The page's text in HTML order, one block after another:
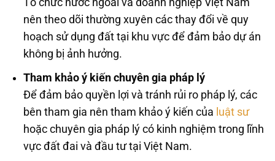
Tổ chức nước ngoài và doanh nghiệp Việt Nam
nên theo dõi thường xuyên các thay đổi về quy
hoạch sử dụng đất tại khu vực để đảm bảo dự án
không bị ảnh hưởng.
Tham khảo ý kiến chuyên gia pháp lý
Để đảm bảo quyền lợi và tránh rủi ro pháp lý, các
bên tham gia nên tham khảo ý kiến của luật sư
hoặc chuyên gia pháp lý có kinh nghiệm trong lĩnh
vực đất đai và đầu tư tại Việt Nam.